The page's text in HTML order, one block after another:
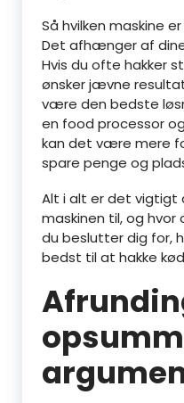
Så hvilken maskine
Det afhænger af
Hvis du ofte hakker
ønsker jævne
være den bedste
en food processor
kan det være mere
spare penge og
Alt i alt er det vigtigt
maskinen til, og
du beslutter dig for,
bedst til at hakke